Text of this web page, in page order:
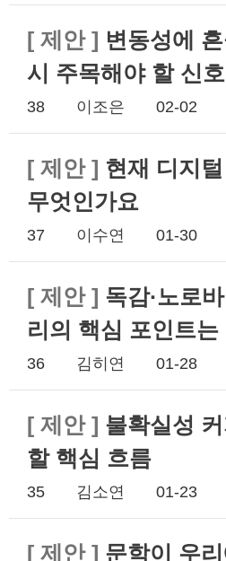
[ 제안] 변동성에
시 주목해야 할 신
38 이조은 02-02
[ 제안] 현재 디지
무엇인가요
37 이수연 01-30
[ 제안] 독감·노로
리의 핵심 포인트는
36 김히연 01-28
[ 제안] 불확실성
할 핵심 흐름
35 김소연 01-23
[ 제안] 문학이 우